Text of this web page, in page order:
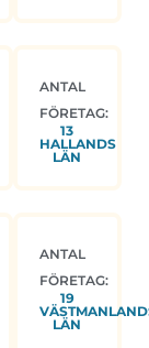
ANTAL
FÖRETAG:
13
HALLANDS
LÄN
ANTAL
FÖRETAG:
19
LÄN